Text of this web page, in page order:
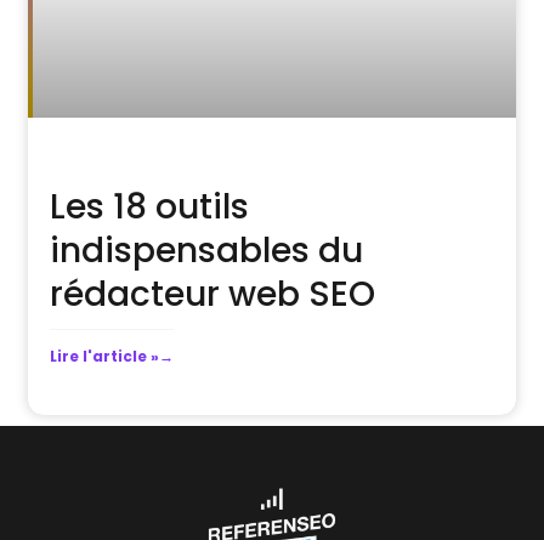
Les 18 outils
indispensables du
rédacteur web SEO
Lire l'article »